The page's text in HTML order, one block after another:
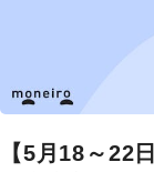
【5月18～22